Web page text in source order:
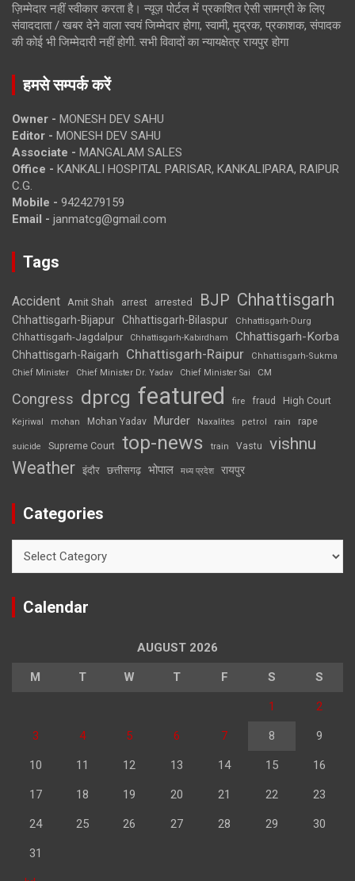
ज़िम्मेदार नहीं स्वीकार करता है। न्यूज़ पोर्टल में प्रकाशित ऐसी सामग्री के लिए
संवाददाता / खबर देने वाला स्वयं जिम्मेदार होगा, स्वामी, मुद्रक, प्रकाशक, संपादक
की कोई भी जिम्मेदारी नहीं होगी. सभी विवादों का न्यायक्षेत्र रायपुर होगा
हमसे सम्पर्क करें
Owner - MONESH DEV SAHU
Editor - MONESH DEV SAHU
Associate - MANGALAM SALES
Office - KANKALI HOSPITAL PARISAR, KANKALIPARA, RAIPUR
C.G.
Mobile - 9424279159
Email - janmatcg@gmail.com
Tags
Accident Amit Shah arrest arrested BJP Chhattisgarh
Chhattisgarh-Bijapur Chhattisgarh-Bilaspur Chhattisgarh-Durg
Chhattisgarh-Jagdalpur Chhattisgarh-Kabirdham Chhattisgarh-Korba
Chhattisgarh-Raigarh Chhattisgarh-Raipur
Chhattisgarh-Sukma
Chief Minister
Chief Minister Dr. Yadav Chief Minister Sai CM
Congress dprcg featured fire fraud High Court
Kejriwal mohan Mohan Yadav Murder Naxalites petrol rain rape
suicide Supreme Court top-news train Vastu vishnu
Weather इंदौर छत्तीसगढ़ भोपाल मध्य प्रदेश रायपुर
Categories
Calendar
AUGUST 2026
M T W T F S S
1 2
3 4 5 6 7 8 9
10 11 12 13 14 15 16
17 18 19 20 21 22 23
24 25 26 27 28 29 30
31